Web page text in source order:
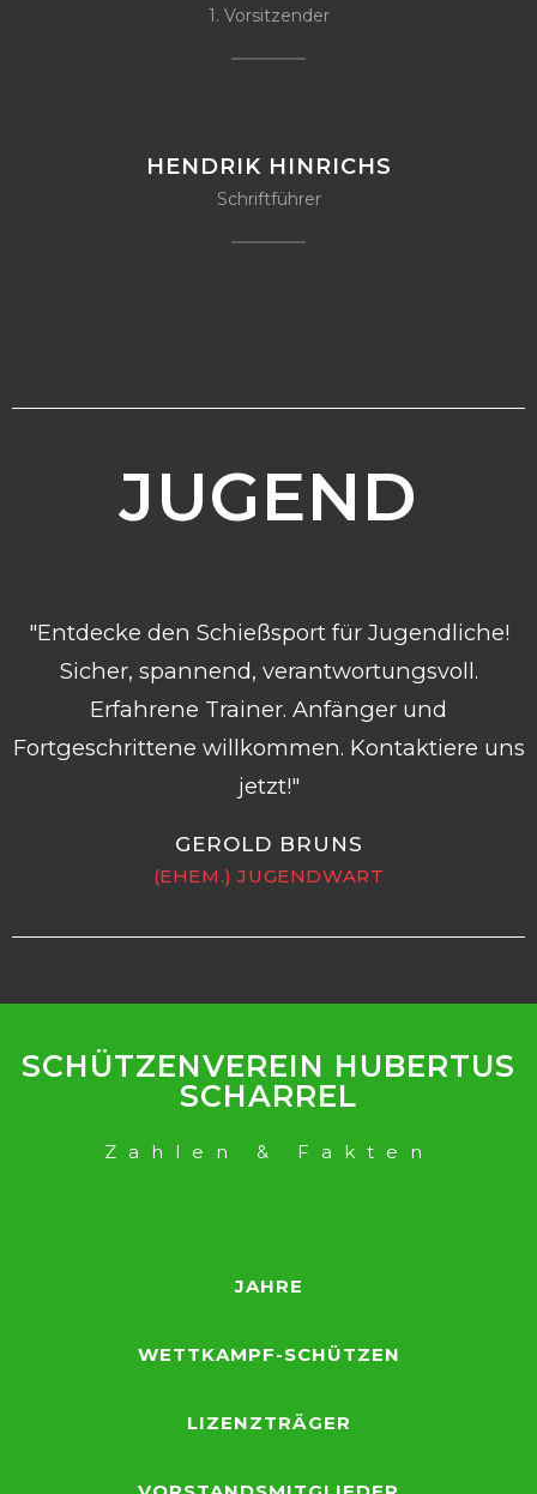
1. Vorsitzender
HENDRIK HINRICHS
Schriftführer
JUGEND
"Entdecke den Schießsport für Jugendliche!
Sicher, spannend, verantwortungsvoll.
Erfahrene Trainer. Anfänger und
Fortgeschrittene willkommen. Kontaktiere uns
jetzt!"
GEROLD BRUNS
(EHEM.) JUGENDWART
SCHÜTZENVEREIN HUBERTUS
SCHARREL
Zahlen & Fakten
JAHRE
WETTKAMPF-SCHÜTZEN
LIZENZTRÄGER